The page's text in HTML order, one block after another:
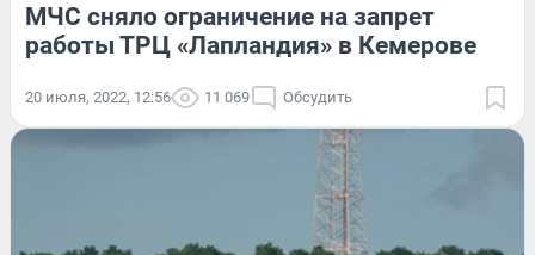
МЧС сняло ограничение на запрет
работы ТРЦ «Лапландия» в Кемерове
20 июля, 2022, 12:56 11 069 Обсудить